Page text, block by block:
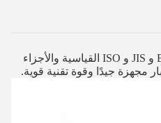
جميع مثبتات DIN و BS و JIS و ISO القياسية والأجزاء
مجهزة جيدًا وقوة تقنية قوية.